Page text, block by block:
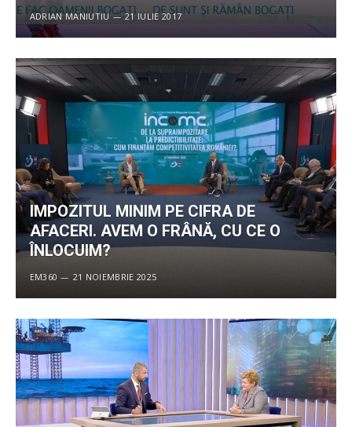
ADRIAN MANIUTIU 21 IULIE 2017
IMPOZITUL MINIM PE CIFRA DE
AFACERI. AVEM O FRÂNĂ, CU CE O
ÎNLOCUIM?
EM360 21 NOIEMBRIE 2025